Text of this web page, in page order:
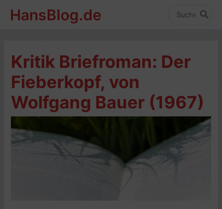
InhaltHansBlog.de
Search
Kritik Briefroman: Der
Fieberkopf, von
Wolfgang Bauer (1967)